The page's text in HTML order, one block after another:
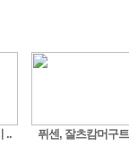
.. 퓌센, 잘츠캄머구